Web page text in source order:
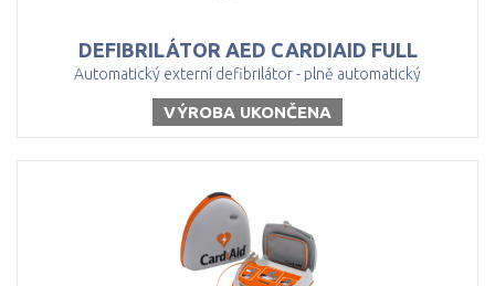
DEFIBRILÁTOR AED CARDIAID FULL
Automatický externí defibrilátor - plně automatický
VÝROBA UKONČENA